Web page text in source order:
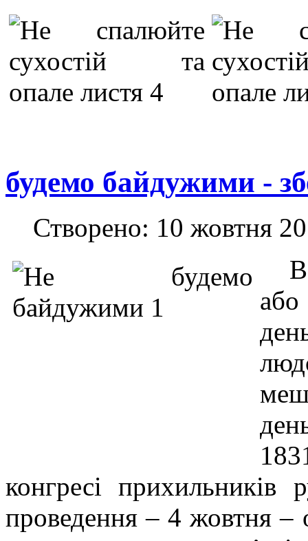
будемо байдужими -
Створено: 10 жовтня
конгресі
проведення – 4 жовтня –